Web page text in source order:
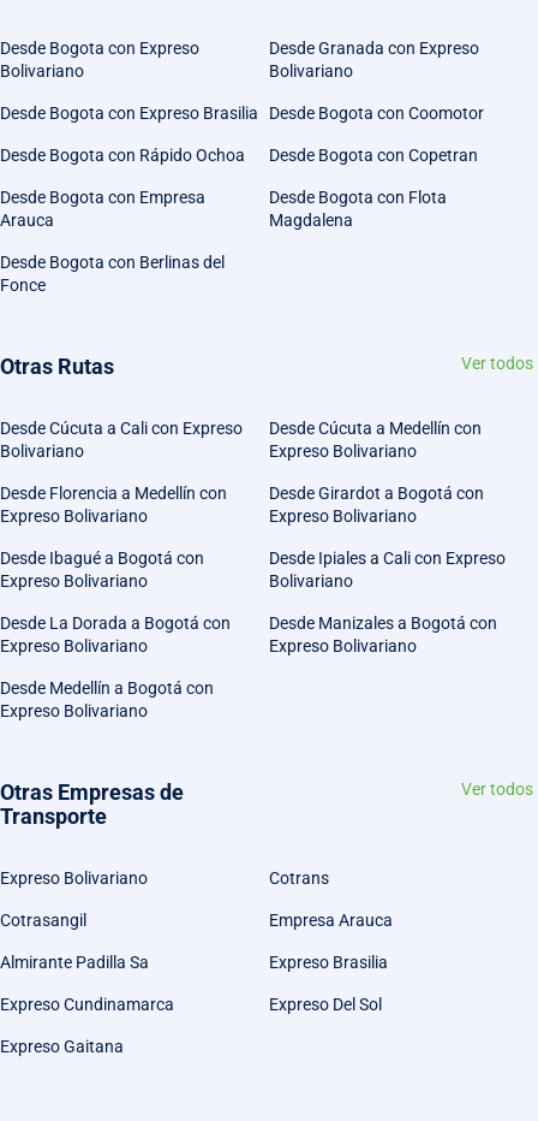
Desde Bogota con Expreso
Bolivariano
Desde Granada con Expreso
Bolivariano
Desde Bogota con Expreso Brasilia Desde Bogota con Coomotor
Desde Bogota con Rápido Ochoa Desde Bogota con Copetran
Desde Bogota con Empresa
Arauca
Desde Bogota con Flota
Magdalena
Desde Bogota con Berlinas del
Fonce
Otras Rutas Ver todos
Desde Cúcuta a Cali con Expreso
Bolivariano
Desde Cúcuta a Medellín con
Expreso Bolivariano
Desde Florencia a Medellín con
Expreso Bolivariano
Desde Girardot a Bogotá con
Expreso Bolivariano
Desde Ibagué a Bogotá con
Expreso Bolivariano
Desde Ipiales a Cali con Expreso
Bolivariano
Desde La Dorada a Bogotá con
Expreso Bolivariano
Desde Manizales a Bogotá con
Expreso Bolivariano
Desde Medellín a Bogotá con
Expreso Bolivariano
Otras Empresas de
Transporte
Ver todos
Expreso Bolivariano Cotrans
Cotrasangil Empresa Arauca
Almirante Padilla Sa Expreso Brasilia
Expreso Cundinamarca Expreso Del Sol
Expreso Gaitana